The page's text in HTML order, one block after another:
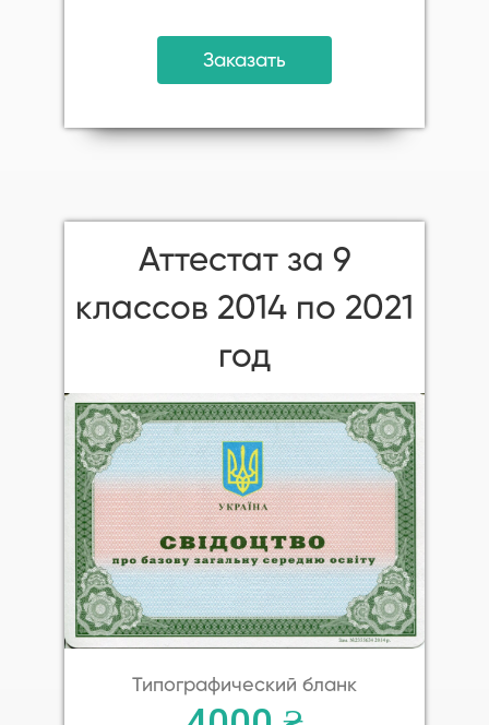
Заказать
Аттестат за 9
классов 2014 по 2021
год
Типографический бланк